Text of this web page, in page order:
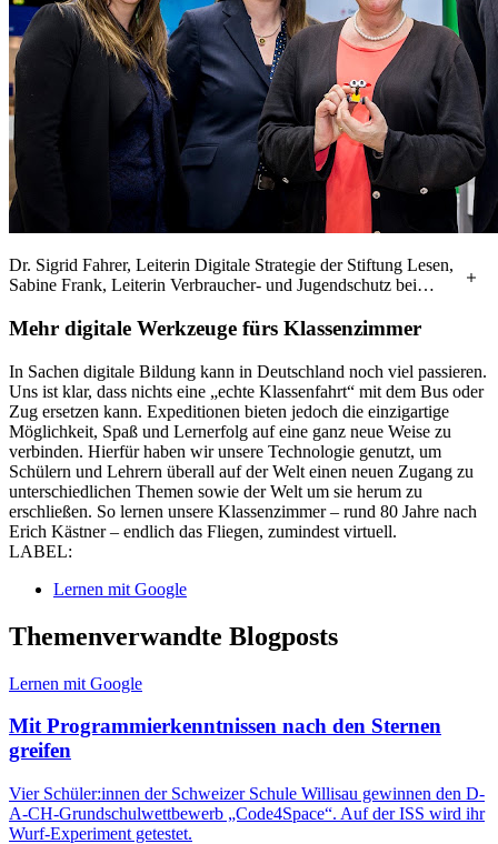
Dr. Sigrid Fahrer, Leiterin Digitale Strategie der Stiftung Lesen,
Sabine Frank, Leiterin Verbraucher- und Jugendschutz bei
und Sport in Baden-Württemberg und Thorsten Leimbach,
Fraunhofer-Institut für Intelligente Analyse- und
Informationssysteme IAIS (v. l. n. r.).
Mehr digitale Werkzeuge fürs Klassenzimmer
In Sachen digitale Bildung kann in Deutschland noch viel passieren.
Uns ist klar, dass nichts eine „echte Klassenfahrt“ mit dem Bus oder
Zug ersetzen kann. Expeditionen bieten jedoch die einzigartige
Möglichkeit, Spaß und Lernerfolg auf eine ganz neue Weise zu
verbinden. Hierfür haben wir unsere Technologie genutzt, um
Schülern und Lehrern überall auf der Welt einen neuen Zugang zu
unterschiedlichen Themen sowie der Welt um sie herum zu
erschließen. So lernen unsere Klassenzimmer – rund 80 Jahre nach
Erich Kästner – endlich das Fliegen, zumindest virtuell.
LABEL:
Lernen mit Google
Themenverwandte Blogposts
Lernen mit Google
Mit Programmierkenntnissen nach den Sternen
greifen
Vier Schüler:innen der Schweizer Schule Willisau gewinnen den D-
A-CH-Grundschulwettbewerb „Code4Space“. Auf der ISS wird ihr
Wurf-Experiment getestet.